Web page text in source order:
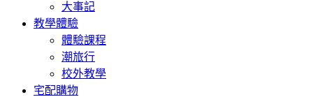
大事記
教學體驗
體驗課程
潮旅行
校外教學
宅配購物